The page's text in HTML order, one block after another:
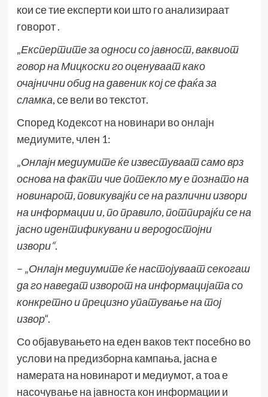
кои се тие експерти кои што го анализираат
говорот .
„Експертите за односи со јавност, ваквиот
говор на Мицкоски го оценуваат како
очајнични обид на давеник кој се фаќа за
сламка, се вели во текстот.
Според Кодексот на новинари во онлајн
медиумите, член 1:
„Онлајн медиумите ќе известуваат само врз
основа на факти чие потекло му е познато на
новинарот, повикувајќи се на различни извори
на информации и, по правило, потпирајќи се на
јасно идентификувани и веродостојни
извори“.
– „Онлајн медиумите ќе настојуваат секогаш
да го наведат изворот на информацијата со
конкретно и прецизно упатување на тој
извор“.
Со објавувањето на еден ваков тект посебно во
услови на предизборна кампања, јасна е
намерата на новинарот и медиумот, а тоа е
насочување на јавноста кон информации и